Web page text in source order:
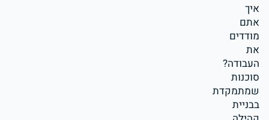
איך
אתם
מודדים
את
העבודה?
סוכנות
שמתמקדת
בבניית